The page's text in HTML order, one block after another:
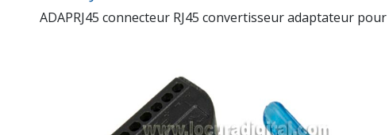
ADAPRJ45 connecteur RJ45 convertisseur adaptateur